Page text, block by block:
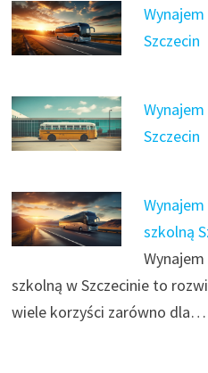
Szczecin
Szczecin
szkolną
szkolną w Szczecinie to
wiele korzyści zarówno dla…